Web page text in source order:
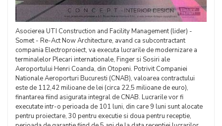
Asocierea UTI Construction and Facility Management (lider) -
Somet - Re-Act Now Architecture, avand ca subcontractant
compania Electroproiect, va executa lucrarile de modernizare a
terminalelor Plecari internationale, Finger si Sosiri ale
Aeroportului Henri Coanda, din Otopeni. Potrivit Companiei
Nationale Aeroporturi Bucuresti (CNAB), valoarea contractului
este de 112,42 milioane de lei (circa 22,5 milioane de euro),
finantarea fiind asigurata integral de CNAB. Lucrarile vor fi
executate intr-o perioada de 101 luni, din care 9 luni sunt alocate
pentru proiectare, 30 pentru executie si doua pentru receptie,